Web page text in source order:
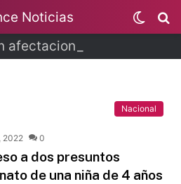
Switch
skin
Nacional
2022 0
a dos presuntos
de una niña de 4 años